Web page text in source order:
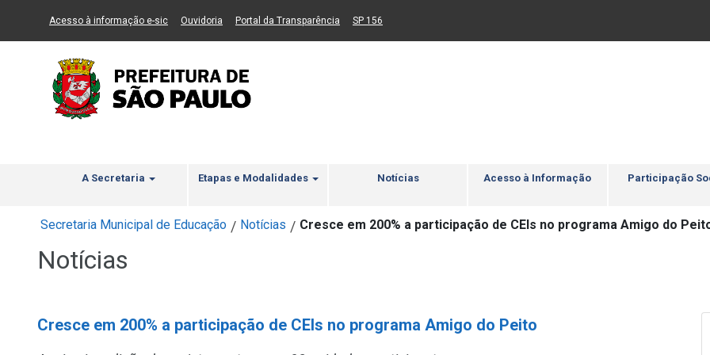
Ir ao Conteúdo Ir para menu principal 2 Ir para busca Ir para rodapé
Acesso à informação e-sic(Link para um novo sítio)
Ouvidoria (Link para um novo sítio)
Portal da Transparência (Link para um novo sítio)
SP 156
A Secretaria Etapas e Modalidades Notícias Acesso à Informação Participação
Secretaria Municipal de Educação / Notícias / Cresce em 200% a participação de CEIs no programa Amigo do
Notícias
Cresce em 200% a participação de CEIs no programa Amigo do Peito